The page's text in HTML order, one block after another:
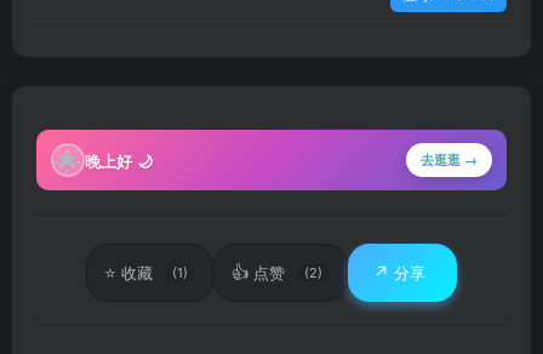
🌟晚上好 🌙 去逛逛 →
⭐ 收藏 (1) 👍 点赞 (2) ↗️ 分享